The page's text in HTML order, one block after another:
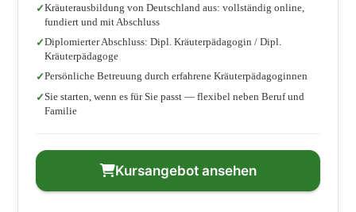
Kräuterausbildung von Deutschland aus: vollständig online,
fundiert und mit Abschluss
Diplomierter Abschluss: Dipl. Kräuterpädagogin / Dipl.
Kräuterpädagoge
Persönliche Betreuung durch erfahrene Kräuterpädagoginnen
Sie starten, wenn es für Sie passt — flexibel neben Beruf und
Familie
Kursangebot ansehen